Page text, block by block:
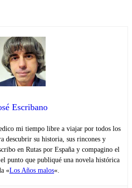
Escribano
mi tiempo libre a viajar por todos los
descubrir su historia, sus rincones y
en Rutas por España y compagino el
punto que publiqué una novela histórica
«Los Años malos«.